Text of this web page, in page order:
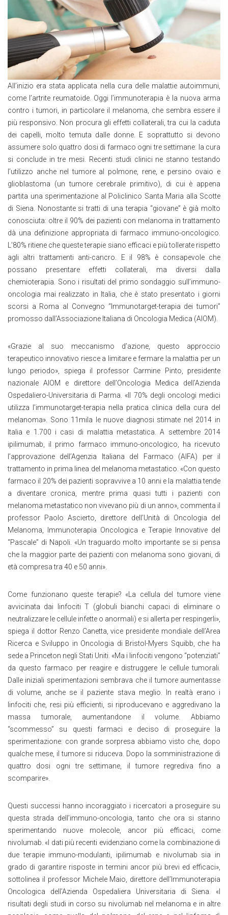
All’inizio era stata applicata nella cura delle malattie autoimmuni,
come l’artrite reumatoide. Oggi l’immunoterapia è la nuova arma
contro i tumori, in particolare il melanoma, che sembra essere il
più responsivo. Non procura gli effetti collaterali, tra cui la caduta
dei capelli, molto temuta dalle donne. E soprattutto si devono
assumere solo quattro dosi di farmaco ogni tre settimane: la cura
si conclude in tre mesi. Recenti studi clinici ne stanno testando
l’utilizzo anche nel tumore al polmone, rene, e persino ovaio e
glioblastoma (un tumore cerebrale primitivo), di cui è appena
partita una sperimentazione al Policlinico Santa Maria alla Scotte
di Siena. Nonostante si tratti di una terapia “giovane” è già molto
conosciuta: oltre il 90% dei pazienti con melanoma in trattamento
dà una definizione appropriata di farmaco immuno-oncologico.
L’80% ritiene che queste terapie siano efficaci e più tollerate rispetto
agli altri trattamenti anti-cancro. E il 98% è consapevole che
possano presentare effetti collaterali, ma diversi dalla
chemioterapia. Sono i risultati del primo sondaggio sull’immuno-
oncologia mai realizzato in Italia, che è stato presentato i giorni
scorsi a Roma al Convegno “Immunotarget-terapia dei tumori”
promosso dall’Associazione Italiana di Oncologia Medica (AIOM).
«Grazie al suo meccanismo d’azione, questo approccio
terapeutico innovativo riesce a limitare e fermare la malattia per un
lungo periodo», spiega il professor Carmine Pinto, presidente
nazionale AIOM e direttore dell’Oncologia Medica dell’Azienda
Ospedaliero-Universitaria di Parma. «Il 70% degli oncologi medici
utilizza l’immunotarget-terapia nella pratica clinica della cura del
melanoma». Sono 11mila le nuove diagnosi stimate nel 2014 in
Italia e 1.700 i casi di malattia metastatica. A settembre 2014
ipilimumab, il primo farmaco immuno-oncologico, ha ricevuto
l’approvazione dell’Agenzia Italiana del Farmaco (AIFA) per il
trattamento in prima linea del melanoma metastatico. «Con questo
farmaco il 20% dei pazienti sopravvive a 10 anni e la malattia tende
a diventare cronica, mentre prima quasi tutti i pazienti con
melanoma metastatico non vivevano più di un anno», commenta il
professor Paolo Ascierto, direttore dell’Unità di Oncologia del
Melanoma, Immunoterapia Oncologica e Terapie Innovative del
“Pascale” di Napoli. «Un traguardo molto importante se si pensa
che la maggior parte dei pazienti con melanoma sono giovani, di
età compresa tra 40 e 50 anni».
Come funzionano queste terapie? «La cellula del tumore viene
avvicinata dai linfociti T (globuli bianchi capaci di eliminare o
neutralizzare le cellule infette o anormali) e si allerta per respingerli»,
spiega il dottor Renzo Canetta, vice presidente mondiale dell’Area
Ricerca e Sviluppo in Oncologia di Bristol-Myers Squibb, che ha
sede a Princeton negli Stati Uniti. «Ma i linfociti vengono “potenziati”
da questo farmaco per reagire e distruggere le cellule tumorali.
Dalle iniziali sperimentazioni sembrava che il tumore aumentasse
di volume, anche se il paziente stava meglio. In realtà erano i
linfociti che, resi più efficienti, si riproducevano e aggredivano la
massa tumorale, aumentandone il volume. Abbiamo
“scommesso” su questi farmaci e deciso di proseguire la
sperimentazione: con grande sorpresa abbiamo visto che, dopo
qualche mese, il tumore si riduceva. Dopo la somministrazione di
quattro dosi ogni tre settimane, il tumore regrediva fino a
scomparire».
Questi successi hanno incoraggiato i ricercatori a proseguire su
questa strada dell’immuno-oncologia, tanto che ora si stanno
sperimentando nuove molecole, ancor più efficaci, come
nivolumab. «I dati più recenti evidenziano come la combinazione di
due terapie immuno-modulanti, ipilimumab e nivolumab sia in
grado di garantire risposte in termini ancor più brevi ed efficaci»,
sottolinea il professor Michele Maio, direttore dell’Immunoterapia
Oncologica dell’Azienda Ospedaliera Universitaria di Siena. «I
risultati degli studi in corso su nivolumab nel melanoma e in altre